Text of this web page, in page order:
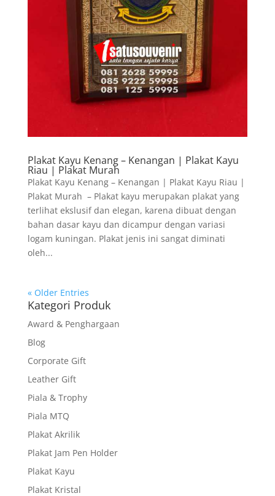
Plakat Kayu Kenang – Kenangan | Plakat Kayu
Riau | Plakat Murah
Plakat Kayu Kenang – Kenangan | Plakat Kayu Riau |
Plakat Murah – Plakat kayu merupakan plakat yang
terlihat ekslusif dan elegan, karena dibuat dengan
bahan dasar kayu dan dicampur dengan variasi
logam kuningan. Plakat jenis ini sangat diminati
oleh...
« Older Entries
Kategori Produk
Award & Penghargaan
Blog
Corporate Gift
Leather Gift
Piala & Trophy
Piala MTQ
Plakat Akrilik
Plakat Jam Pen Holder
Plakat Kayu
Plakat Kristal